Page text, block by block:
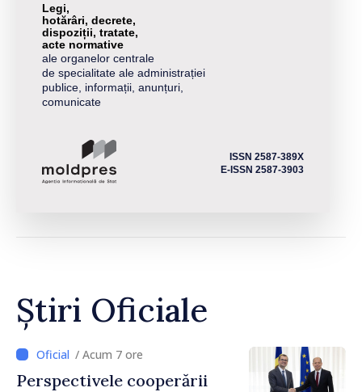
Legi,
hotărâri, decrete,
dispoziții, tratate,
acte normative
ale organelor centrale
de specialitate ale administrației
publice, informații, anunțuri,
comunicate
ISSN 2587-389X
E-ISSN 2587-3903
Știri Oficiale
/ Acum 7 ore
Perspectivele cooperării